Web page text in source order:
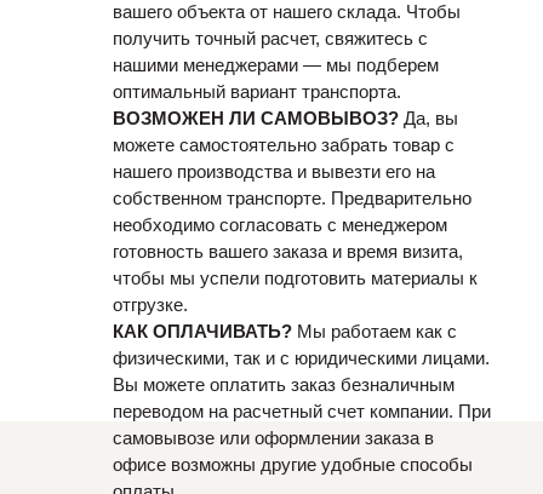
вашего объекта от нашего склада. Чтобы
получить точный расчет, свяжитесь с
нашими менеджерами — мы подберем
оптимальный вариант транспорта.
ВОЗМОЖЕН ЛИ САМОВЫВОЗ? Да, вы
можете самостоятельно забрать товар с
нашего производства и вывезти его на
собственном транспорте. Предварительно
необходимо согласовать с менеджером
готовность вашего заказа и время визита,
чтобы мы успели подготовить материалы к
отгрузке.
КАК ОПЛАЧИВАТЬ? Мы работаем как с
физическими, так и с юридическими лицами.
Вы можете оплатить заказ безналичным
переводом на расчетный счет компании. При
самовывозе или оформлении заказа в
офисе возможны другие удобные способы